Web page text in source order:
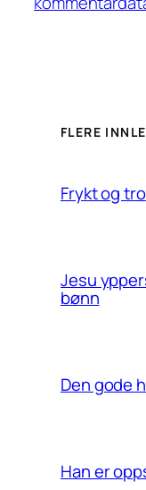
FLERE
Frykt og tro
Jesu
bønn
Den gode
Han er